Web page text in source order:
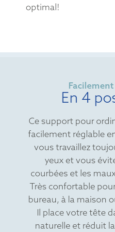
optimal!
En 4
Ce support pour
facilement réglable
vous travaillez
yeux et vous
courbées et les
Très confortable
bureau, à la maison
Il place votre tête
naturelle et réduit